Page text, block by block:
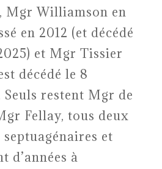
Mgr Williamson en
en 2012 (et décédé
et Mgr Tissier
décédé le 8
restent Mgr de
Fellay, tous deux
et
d’années à